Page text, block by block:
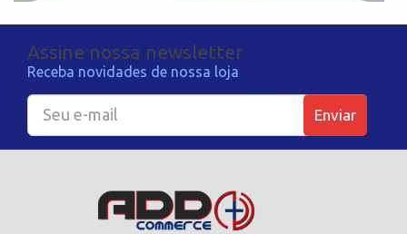
Assine nossa newsletter
Receba novidades de nossa loja
Enviar